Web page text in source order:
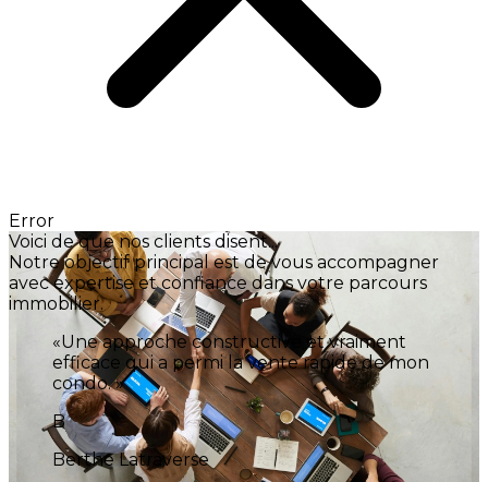
Error
Voici de que nos clients disent...
Notre objectif principal est de vous accompagner
avec expertise et confiance dans votre parcours
immobilier.
«Je vous remercie d’avoir vendu ma
propriété si rapidement.»
F
François Tremblay